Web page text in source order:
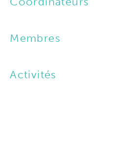
Membres
Activités